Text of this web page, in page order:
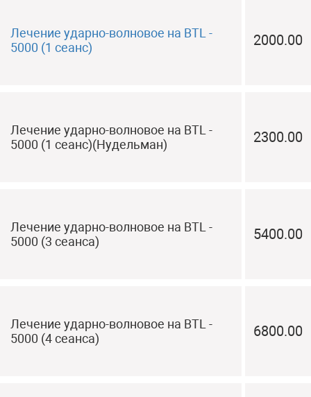
Лечение ударно-волновое на BTL -
5000 (1 сеанс)
2000.00
Лечение ударно-волновое на BTL -
5000 (1 сеанс)(Нудельман)
2300.00
Лечение ударно-волновое на BTL -
5000 (3 сеанса)
5400.00
Лечение ударно-волновое на BTL -
5000 (4 сеанса)
6800.00